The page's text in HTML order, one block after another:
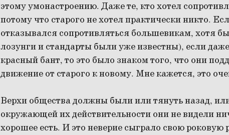
этому умонастроению. Даже те, кто хотел
потому что старого не хотел практически никто.
отказывался сопротивляться большевикам, хотя
лозунги и стандарты были уже известны), если
красный бант, то это было знаком того, что они
движение от старого к новому. Мне кажется, это
Верхи общества должны были или тянуть назад,
окружающей их действительности они не видели
хорошее есть. И это неверие сыграло свою роковую